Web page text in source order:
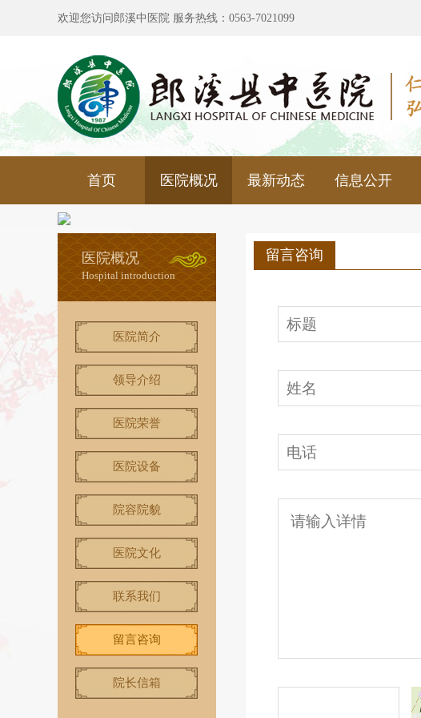
欢迎您访问郎溪中医院 服务热线：0563-7021099
首页 医院概况 最新动态 信息公开
医院概况
Hospital introduction
医院简介
领导介绍
医院荣誉
医院设备
院容院貌
医院文化
联系我们
留言咨询
院长信箱
留言咨询